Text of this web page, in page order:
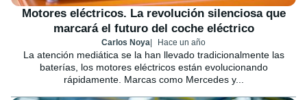
Motores eléctricos. La revolución silenciosa que
marcará el futuro del coche eléctrico
Carlos Noya Hace un año
La atención mediática se la han llevado tradicionalmente las
baterías, los motores eléctricos están evolucionando
rápidamente. Marcas como Mercedes y...